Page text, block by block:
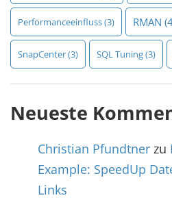
Performanceeinfluss(3) RMAN
SnapCenter(3) SQL Tuning(3)
Neueste
Christian Pfundtner zu
Example: SpeedUp
Links